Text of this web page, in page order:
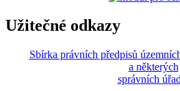
Užitečné odkazy
Sbírka právních předpisů
a některých
správních